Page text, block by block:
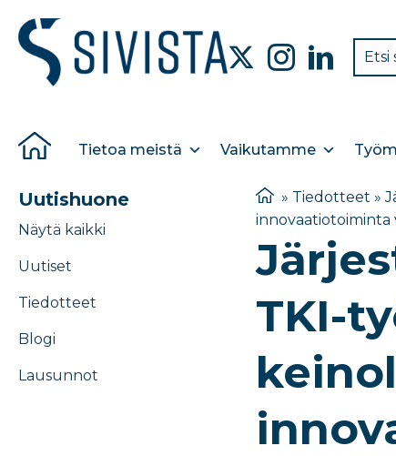
Tietoa meistä Vaikutamme
Uutishuone
Näytä kaikki
Uutiset
Tiedotteet
Blogi
Lausunnot
» Tiedotteet »
innovaatiotoiminta
TKI-